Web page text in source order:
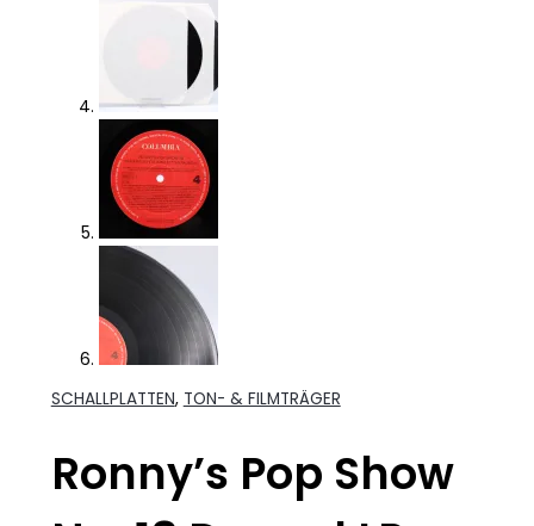
SCHALLPLATTEN, TON- & FILMTRÄGER
Ronny’s Pop Show